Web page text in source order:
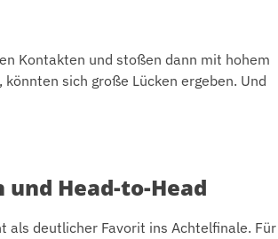
Kontakten und stoßen dann mit hohem
sich große Lücken ergeben. Und
Head-to-Head
als deutlicher Favorit ins Achtelfinale. Für